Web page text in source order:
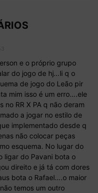
e o próprio grupo
do jogo de hj…li q o
de jogo do Leão pir
mim isso é um erro….ele
no RR X PA q não deram
a jogar no estilo de
implementado desde q
não colocar peças
esquema. No lugar do
ligar do Pavani bota o
direito e já tá com dores
bota o Rafael….o maior
temos um outro